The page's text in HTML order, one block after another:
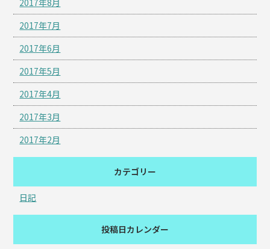
2017年8月
2017年7月
2017年6月
2017年5月
2017年4月
2017年3月
2017年2月
カテゴリー
日記
投稿日カレンダー